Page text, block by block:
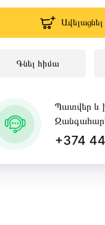
Ավելացնել
Գնել հիմա
Պատվեր և
+374